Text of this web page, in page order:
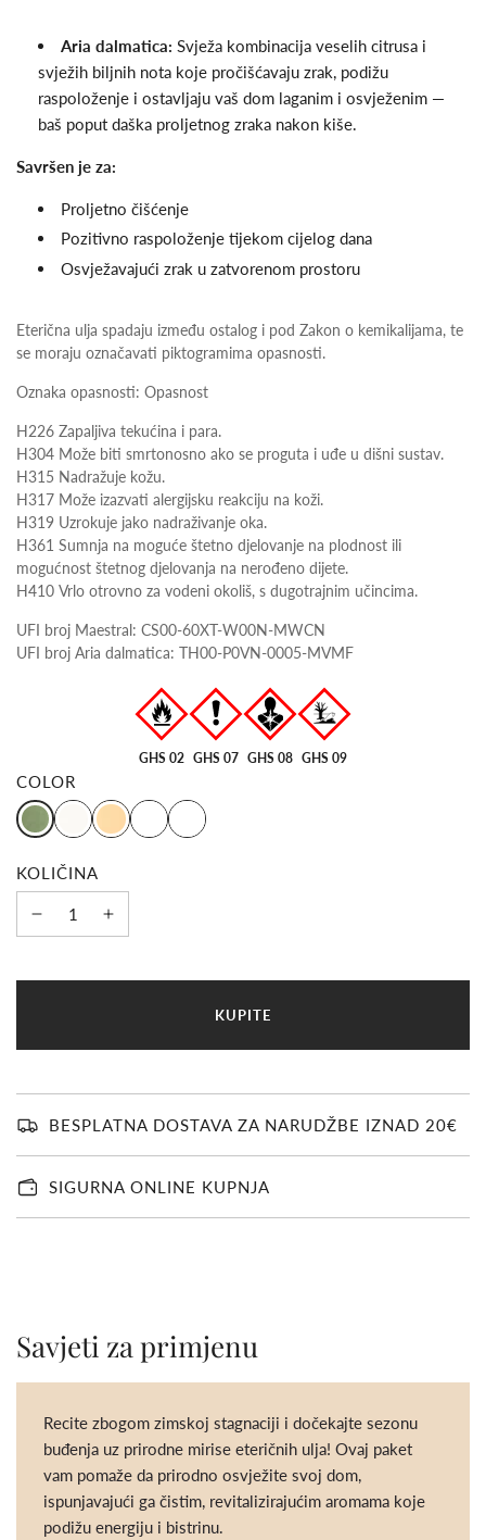
Aria dalmatica: Svježa kombinacija veselih citrusa i
svježih biljnih nota koje pročišćavaju zrak, podižu
raspoloženje i ostavljaju vaš dom laganim i osvježenim —
baš poput daška proljetnog zraka nakon kiše.
Savršen je za:
Proljetno čišćenje
Pozitivno raspoloženje tijekom cijelog dana
Osvježavajući zrak u zatvorenom prostoru
Eterična ulja spadaju između ostalog i pod Zakon o kemikalijama, te
se moraju označavati piktogramima opasnosti.
Oznaka opasnosti: Opasnost
H226 Zapaljiva tekućina i para.
H304 Može biti smrtonosno ako se proguta i uđe u dišni sustav.
H315 Nadražuje kožu.
H317 Može izazvati alergijsku reakciju na koži.
H319 Uzrokuje jako nadraživanje oka.
H361 Sumnja na moguće štetno djelovanje na plodnost ili
mogućnost štetnog djelovanja na nerođeno dijete.
H410 Vrlo otrovno za vodeni okoliš, s dugotrajnim učincima.
UFI broj Maestral: CS00-60XT-W00N-MWCN
UFI broj Aria dalmatica: TH00-P0VN-0005-MVMF
GHS 02 GHS 07 GHS 08 GHS 09
COLOR
KOLIČINA
U
I
A
A
E
KUPITE
BESPLATNA DOSTAVA ZA NARUDŽBE IZNAD 20€
SIGURNA ONLINE KUPNJA
Savjeti za primjenu
Recite zbogom zimskoj stagnaciji i dočekajte sezonu
buđenja uz prirodne mirise eteričnih ulja! Ovaj paket
vam pomaže da prirodno osvježite svoj dom,
ispunjavajući ga čistim, revitalizirajućim aromama koje
podižu energiju i bistrinu.